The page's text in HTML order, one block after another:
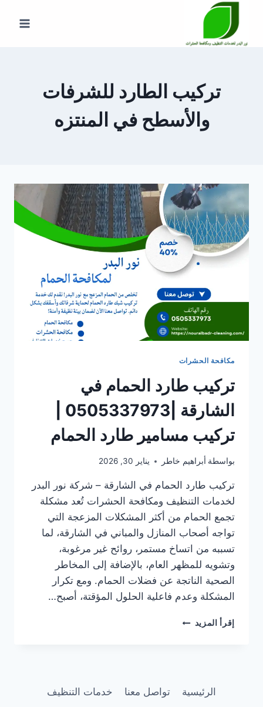
المحتوى
تركيب الطارد للشرفات
والأسطح في المنتزه
مكافحة الحشرات
تركيب طارد الحمام في
تركيب مسامير طارد الحمام
بواسطة أبراهيم خاطر يناير 30, 2026
تركيب طارد الحمام في الشارقة – شركة نور البدر
لخدمات التنظيف ومكافحة الحشرات تُعد مشكلة
تجمع الحمام من أكثر المشكلات المزعجة التي
تواجه أصحاب المنازل والمباني في الشارقة، لما
تسببه من اتساخ مستمر، روائح غير مرغوبة،
وتشويه للمظهر العام، بالإضافة إلى المخاطر
الصحية الناتجة عن فضلات الحمام. ومع تكرار
المشكلة وعدم فاعلية الحلول المؤقتة، أصبح…
إقرأ المزيد تركيب
|
الرئيسية تواصل معنا
خدمات التنظيف